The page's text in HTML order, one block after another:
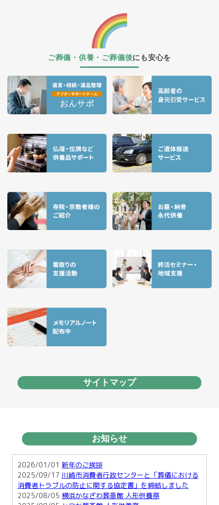
ご葬儀・供養・ご葬儀後にも安心を
サイトマップ
お知らせ
2026/01/01 新年のご挨拶
2025/09/17 川崎市消費者行政センターと「葬儀における
消費者トラブルの防止に関する協定書」を締結しました
2025/08/05 横浜かなざわ葬斎館 人形供養祭